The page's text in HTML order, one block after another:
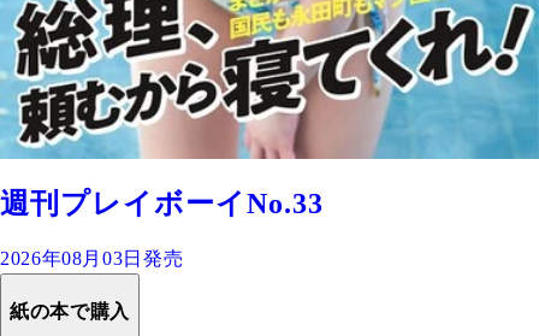
週刊プレイボーイNo.33
2026年08月03日発売
紙の本で購入